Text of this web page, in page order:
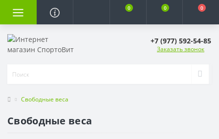
0 0 0
+7 (977) 592-54-85
Заказать звонок
Свободные веса
Свободные веса